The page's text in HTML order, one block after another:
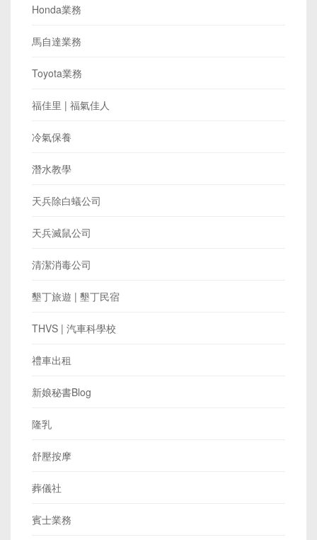
Honda業務
馬自達業務
Toyota業務
福佳里 | 福氣佳人
冷氣保養
潛水教學
天兵除白蟻公司
天兵滅鼠公司
清潔消毒公司
墾丁旅遊 | 墾丁民宿
THVS | 汽車科學校
禮車出租
新娘秘書Blog
隆乳
舒壓按摩
葬儀社
賓士業務